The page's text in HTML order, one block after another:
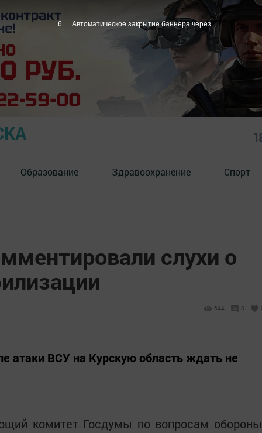
Образование Здравоохранение Спорт
слухи о
644 0
атаки ВСУ на Курскую область ждать не
комитет Госдумы по вопросам
5 Автоматическое закрытие баннера через